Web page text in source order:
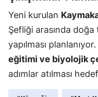
Yeni kurulan
Şefliği arasında
yapılması
eğitimi ve biyolojik
adımlar atılması